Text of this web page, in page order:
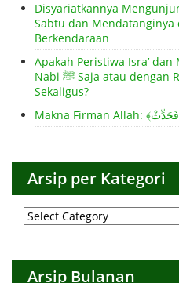
Disyariatkannya
Sabtu dan Mendatanginya
Berkendaraan
Apakah Peristiwa Isra’
Nabi ﷺ Saja atau dengan Ruh dan Jasad Beliau
Sekaligus?
Arsip per Kategori
Arsip
per
Arsip Bulanan